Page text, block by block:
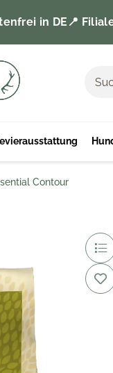
in DE 📍
Contour